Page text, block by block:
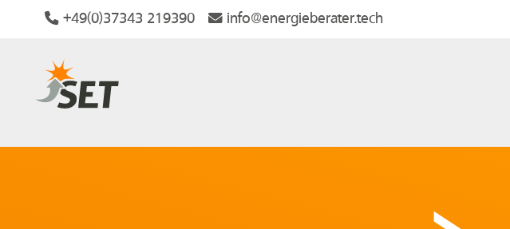
+49(0)37343 219390 info@energieberater.tech